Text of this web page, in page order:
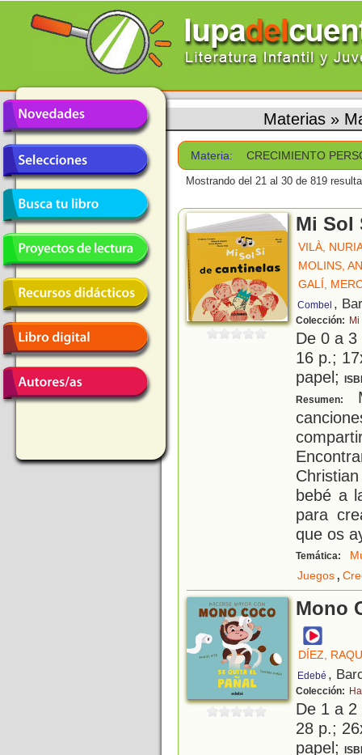
Materias »
Materia: CRECIMIENTO
Mostrando del 21 al 30 de 819
Mi Sol
VILÀ,
MOLINS,
GALÍ,
Combel ,
Colección:
De 0 a
16 p.;
papel;
Resumen:
bebé a
para
que os
Temática:
Juegos,
Mono
DÍEZ,
Edebé ,
Colección:
De 1 a
28 p.;
papel;